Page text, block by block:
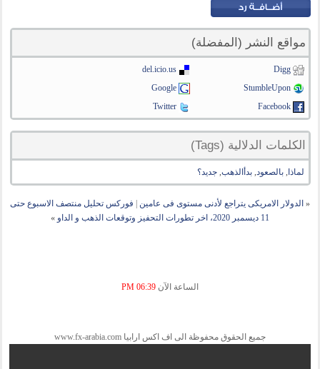
مواقع النشر (المفضلة)
Digg
del.icio.us
StumbleUpon
Google
Facebook
Twitter
الكلمات الدلالية (Tags)
لماذا ,بالصعود,بدأالذهب,جديد؟
« الدولار الامريكى يتراجع لأدنى مستوى فى عامين
فوركس تحليل منتصف الاسبوع حتى
11 ديسمبر 2020، اخر تطورات التحفيز وتوقعات الذهب و الداو
»
الساعة الآن 06:39 PM
جميع الحقوق محفوظة الى اف اكس ارابيا www.fx-arabia.com